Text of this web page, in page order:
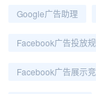
Google广告助理
Facebook广告投放
Facebook广告展示